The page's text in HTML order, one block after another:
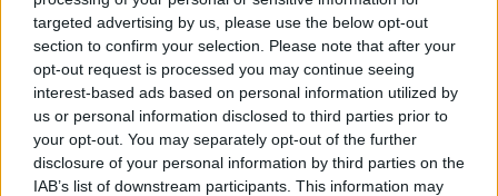
targeted advertising by us, please use the below opt-out
section to confirm your selection. Please note that after your
opt-out request is processed you may continue seeing
interest-based ads based on personal information utilized by
us or personal information disclosed to third parties prior to
your opt-out. You may separately opt-out of the further
disclosure of your personal information by third parties on the
IAB’s list of downstream participants. This information may
Man United är en maskin...ett otroligt bra lag.. som saknar både
Pogba och Zlatan..
United kommer inte att förlora många matcher i år..
2017-09-28, 10:27 #130
Tradern69